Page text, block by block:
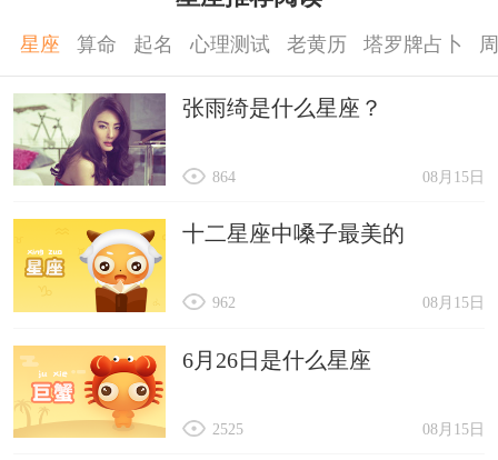
星座 算命 起名 心理测试 老黄历 塔罗牌占卜
张雨绮是什么星座？
08月15日
864
十二星座中嗓子最美的
08月15日
962
6月26日是什么星座
08月15日
2525